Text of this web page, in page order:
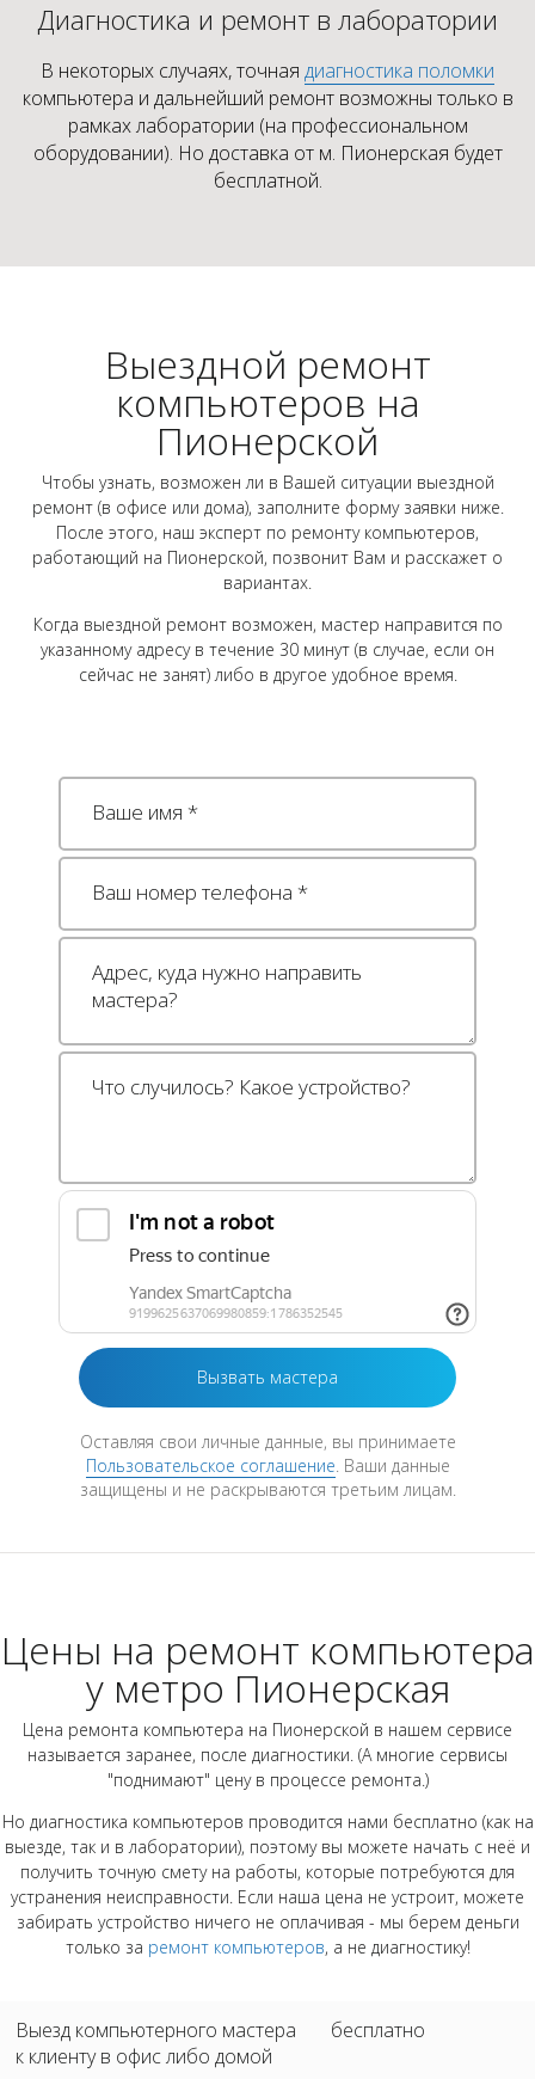
Диагностика и ремонт в лаборатории
В некоторых случаях, точная диагностика поломки
компьютера и дальнейший ремонт возможны только в
рамках лаборатории (на профессиональном
оборудовании). Но доставка от м. Пионерская будет
бесплатной.
Выездной ремонт
компьютеров на
Пионерской
Чтобы узнать, возможен ли в Вашей ситуации выездной
ремонт (в офисе или дома), заполните форму заявки ниже.
После этого, наш эксперт по ремонту компьютеров,
работающий на Пионерской, позвонит Вам и расскажет о
вариантах.
Когда выездной ремонт возможен, мастер направится по
указанному адресу в течение 30 минут (в случае, если он
сейчас не занят) либо в другое удобное время.
Оставляя свои личные данные, вы принимаете
Пользовательское соглашение. Ваши данные
защищены и не раскрываются третьим лицам.
Цены на ремонт компьютера
у метро Пионерская
Цена ремонта компьютера на Пионерской в нашем сервисе
называется заранее, после диагностики. (А многие сервисы
"поднимают" цену в процессе ремонта.)
Но диагностика компьютеров проводится нами бесплатно (как на
выезде, так и в лаборатории), поэтому вы можете начать с неё и
получить точную смету на работы, которые потребуются для
устранения неисправности. Если наша цена не устроит, можете
забирать устройство ничего не оплачивая - мы берем деньги
только за ремонт компьютеров, а не диагностику!
Выезд компьютерного мастера
к клиенту в офис либо домой
бесплатно